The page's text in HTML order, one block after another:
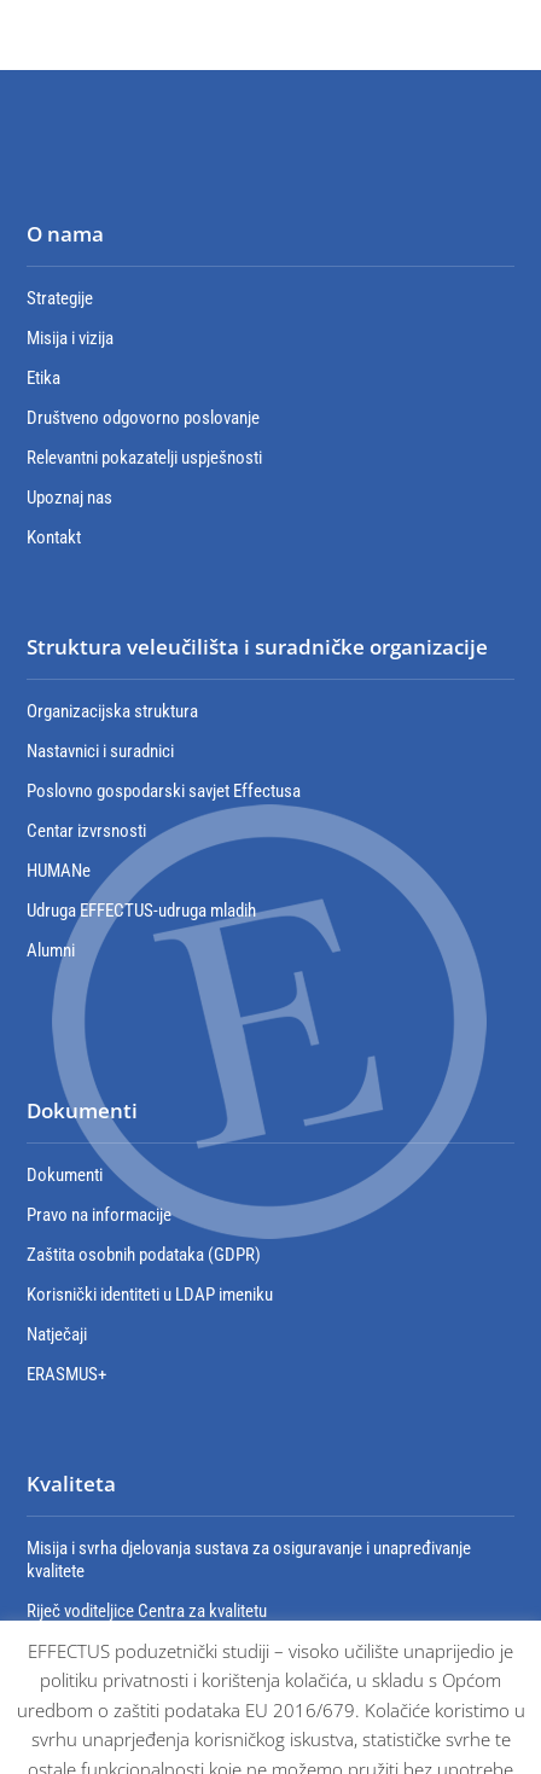
O nama
Strategije
Misija i vizija
Etika
Društveno odgovorno poslovanje
Relevantni pokazatelji uspješnosti
Upoznaj nas
Kontakt
Struktura veleučilišta i suradničke organizacije
Organizacijska struktura
Nastavnici i suradnici
Poslovno gospodarski savjet Effectusa
Centar izvrsnosti
HUMANe
Udruga EFFECTUS-udruga mladih
Alumni
Dokumenti
Dokumenti
Pravo na informacije
Zaštita osobnih podataka (GDPR)
Korisnički identiteti u LDAP imeniku
Natječaji
ERASMUS+
Kvaliteta
Misija i svrha djelovanja sustava za osiguravanje i unapređivanje
kvalitete
Riječ voditeljice Centra za kvalitetu
Organizacija sustava za osiguravanje i unaprjeđivanje kvalitete
Dokumenti sustava osiguravanja kvalitete
Certifikati
EFFECTUS poduzetnički studiji – visoko učilište unaprijedio je
politiku privatnosti i korištenja kolačića, u skladu s Općom
uredbom o zaštiti podataka EU 2016/679. Kolačiće koristimo u
svrhu unaprjeđenja korisničkog iskustva, statističke svrhe te
ostale funkcionalnosti koje ne možemo pružiti bez upotrebe